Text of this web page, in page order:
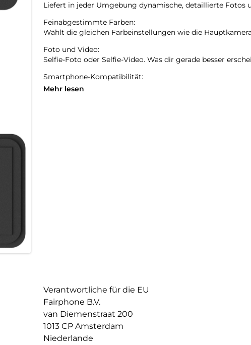
Liefert in jeder Umgebung dynamische, detaillierte Fotos
Feinabgestimmte Farben:
Wählt die gleichen Farbeinstellungen wie die
Foto und Video:
Selfie-Foto oder Selfie-Video. Was dir gerade besser
Smartphone-Kompatibilität:
Nur für das Fairphone 4.
Mehr lesen
Verantwortliche für die EU
Fairphone B.V.
van Diemenstraat 200
1013 CP Amsterdam
Niederlande